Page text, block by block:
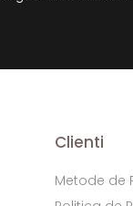
Clienti
Metode de